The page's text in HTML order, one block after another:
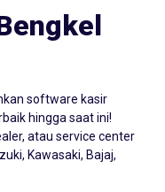
software kasir
hingga saat ini!
atau service center
Kawasaki, Bajaj,